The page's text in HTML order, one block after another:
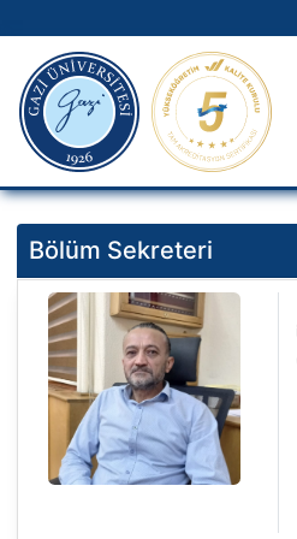
Ana Menü
gazi.edu.tr
Bölüm Sekreteri